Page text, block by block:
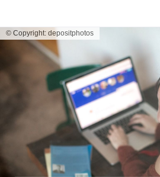
© Copyright: depositphotos